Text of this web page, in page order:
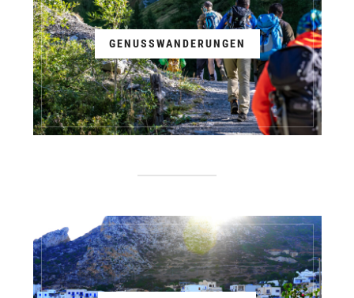
GENUSSWANDERUNGEN